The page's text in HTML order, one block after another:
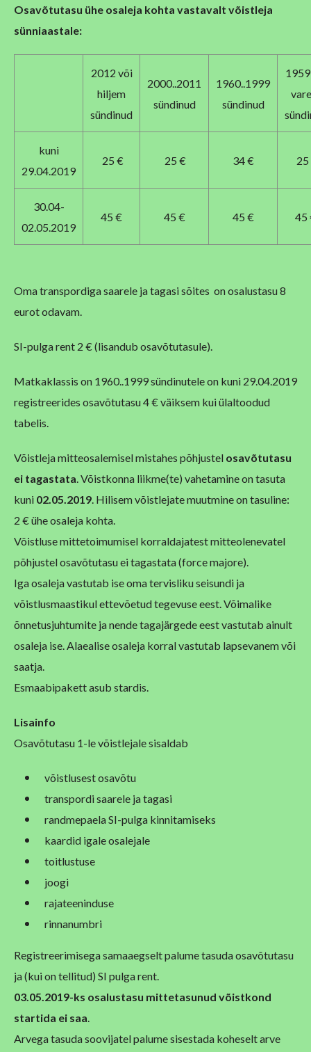
Osavõtutasu ühe osaleja kohta vastavalt võistleja
sünniaastale:
2012 või
hiljem
sündinud
2000..2011
sündinud
1960..1999
sündinud
kuni
29.04.2019
25 € 25 € 34 € 25
30.04-
02.05.2019
45 € 45 € 45 € 45
Oma transpordiga saarele ja tagasi sõites on osalustasu 8
eurot odavam.
SI-pulga rent 2 € (lisandub osavõtutasule).
Matkaklassis on 1960..1999 sündinutele on kuni 29.04.2019
registreerides osavõtutasu 4 € väiksem kui ülaltoodud
tabelis.
Võistleja mitteosalemisel mistahes põhjustel osavõtutasu
ei tagastata. Võistkonna liikme(te) vahetamine on tasuta
kuni 02.05.2019. Hilisem võistlejate muutmine on tasuline:
2 € ühe osaleja kohta.
Võistluse mittetoimumisel korraldajatest mitteolenevatel
põhjustel osavõtutasu ei tagastata (force majore).
Iga osaleja vastutab ise oma tervisliku seisundi ja
võistlusmaastikul ettevõetud tegevuse eest. Võimalike
õnnetusjuhtumite ja nende tagajärgede eest vastutab ainult
osaleja ise. Alaealise osaleja korral vastutab lapsevanem või
saatja.
Esmaabipakett asub stardis.
Lisainfo
Osavõtutasu 1-le võistlejale sisaldab
võistlusest osavõtu
transpordi saarele ja tagasi
randmepaela SI-pulga kinnitamiseks
kaardid igale osalejale
toitlustuse
joogi
rajateeninduse
rinnanumbri
Registreerimisega samaaegselt palume tasuda osavõtutasu
ja (kui on tellitud) SI pulga rent.
03.05.2019-ks osalustasu mittetasunud võistkond
startida ei saa.
Arvega tasuda soovijatel palume sisestada koheselt arve